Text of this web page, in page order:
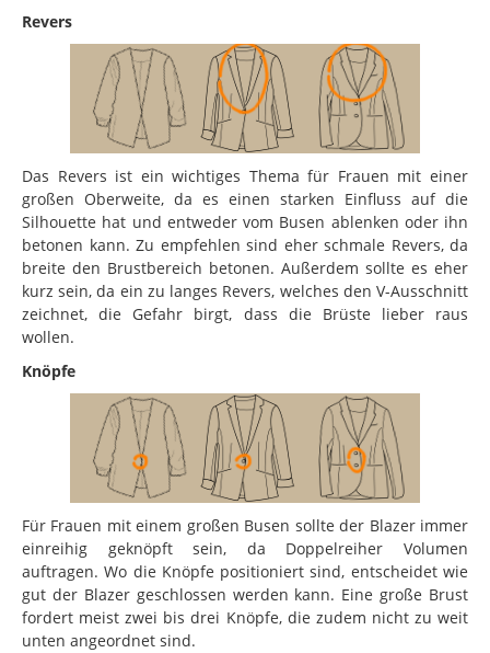
Revers
Das Revers ist ein wichtiges Thema für Frauen mit einer
großen Oberweite, da es einen starken Einfluss auf die
Silhouette hat und entweder vom Busen ablenken oder ihn
betonen kann. Zu empfehlen sind eher schmale Revers, da
breite den Brustbereich betonen. Außerdem sollte es eher
kurz sein, da ein zu langes Revers, welches den V-Ausschnitt
zeichnet, die Gefahr birgt, dass die Brüste lieber raus
wollen.
Knöpfe
Für Frauen mit einem großen Busen sollte der Blazer immer
einreihig geknöpft sein, da Doppelreiher Volumen
auftragen. Wo die Knöpfe positioniert sind, entscheidet wie
gut der Blazer geschlossen werden kann. Eine große Brust
fordert meist zwei bis drei Knöpfe, die zudem nicht zu weit
unten angeordnet sind.